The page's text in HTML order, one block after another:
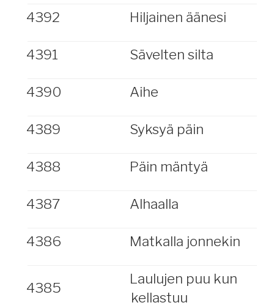
4392 Hiljainen äänesi
4391 Sävelten silta
4390 Aihe
4389 Syksyä päin
4388 Päin mäntyä
4387 Alhaalla
4386 Matkalla jonnekin
4385
Laulujen puu kun
kellastuu